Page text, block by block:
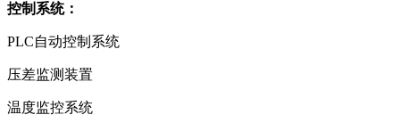
控制系统：
PLC自动控制系统
压差监测装置
温度监控系统